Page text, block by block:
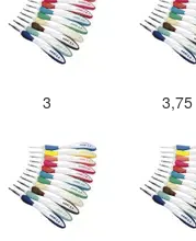
3 3,75